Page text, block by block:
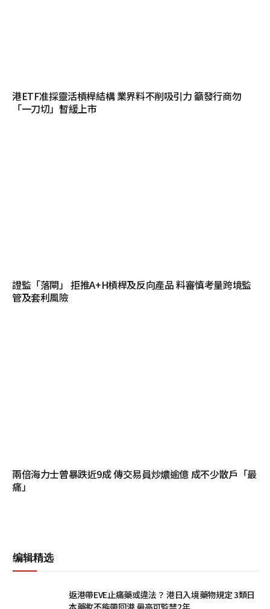
港ETF准採靈活槓桿結構 業界料不削吸引力 籲發行商勿
「一刀切」暫緩上市
證監「落閘」 拒推A+H槓桿及反向產品 料審慎考量跨境監
管及套利風險
兩倍海力士曾暴跌近9成 傳交易員炒燶逾億 成不少散戶「最
痛」
编辑精选
返港帶EVE止痛藥或違法？ 港日入境藥物規定 3類日
本藥妝不能帶回港 最高可監禁2年